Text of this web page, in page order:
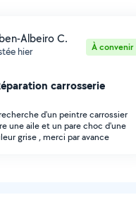
Albeiro C.
hier À convenir
carrosserie
d'un peintre carrossier
une aile et un pare choc d'une
grise , merci par avance